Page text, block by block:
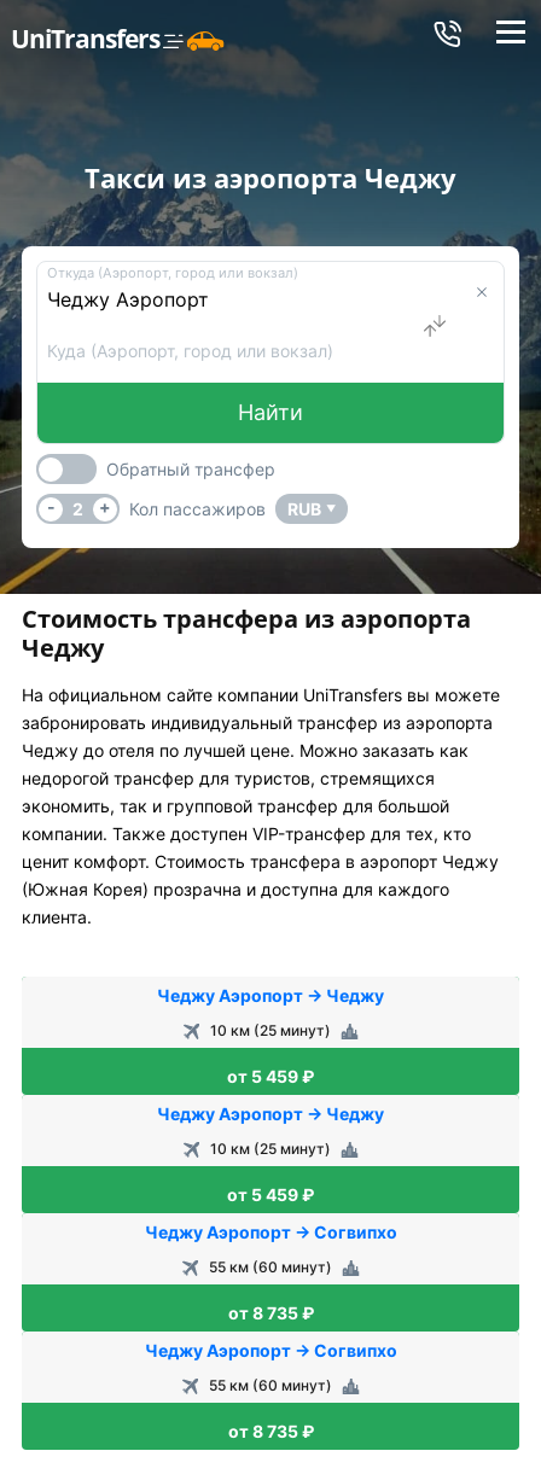
UniTransfers Меню
Такси из аэропорта Чеджу
Откуда (Аэропорт, город или вокзал)
Куда (Аэропорт, город или вокзал)
Найти
Обратный трансфер
-
2 + Кол пассажиров RUB ▼
Стоимость трансфера из аэропорта
Чеджу
На официальном сайте компании UniTransfers вы можете
забронировать индивидуальный трансфер из аэропорта
Чеджу до отеля по лучшей цене. Можно заказать как
недорогой трансфер для туристов, стремящихся
экономить, так и групповой трансфер для большой
компании. Также доступен VIP-трансфер для тех, кто
ценит комфорт. Стоимость трансфера в аэропорт Чеджу
(Южная Корея) прозрачна и доступна для каждого
клиента.
Чеджу Аэропорт → Чеджу
10 км (25 минут)
от 5 459 ₽
Чеджу Аэропорт → Чеджу
10 км (25 минут)
от 5 459 ₽
Чеджу Аэропорт → Согвипхо
55 км (60 минут)
от 8 735 ₽
Чеджу Аэропорт → Согвипхо
55 км (60 минут)
от 8 735 ₽